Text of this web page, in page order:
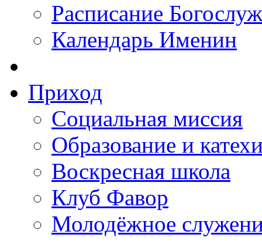
Расписание
Календарь Именин
Приход
Социальная миссия
Образование и
Воскресная школа
Клуб Фавор
Молодёжное